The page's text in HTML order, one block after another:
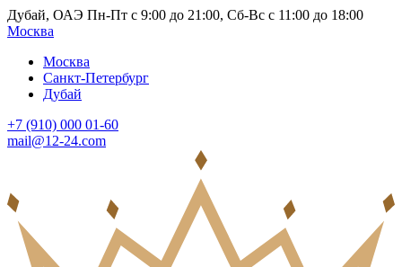
Дубай, ОАЭ Пн-Пт с 9:00 до 21:00, Сб-Вс с 11:00 до 18:00
Москва
Москва
Санкт-Петербург
Дубай
+7 (910) 000 01-60
mail@12-24.com